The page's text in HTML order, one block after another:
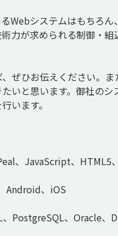
Webシステムはもちろ
力が求められる制御・
ぜひお伝えください。
いと思います。御社の
います。
、JavaScript、HTML5
Android、iOS
PostgreSQL、Oracle、